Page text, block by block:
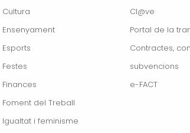
Cultura
Ensenyament
Esports
Festes
Finances
Foment del Treball
Igualtat i feminisme
Cl@ve
Portal de la
Contractes,
subvencions
e-FACT